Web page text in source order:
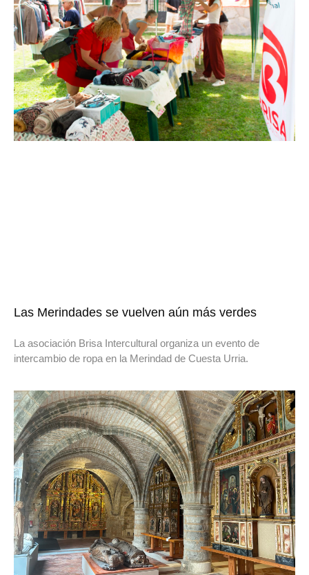
Las Merindades se vuelven aún más verdes
La asociación Brisa Intercultural organiza un evento de
intercambio de ropa en la Merindad de Cuesta Urria.